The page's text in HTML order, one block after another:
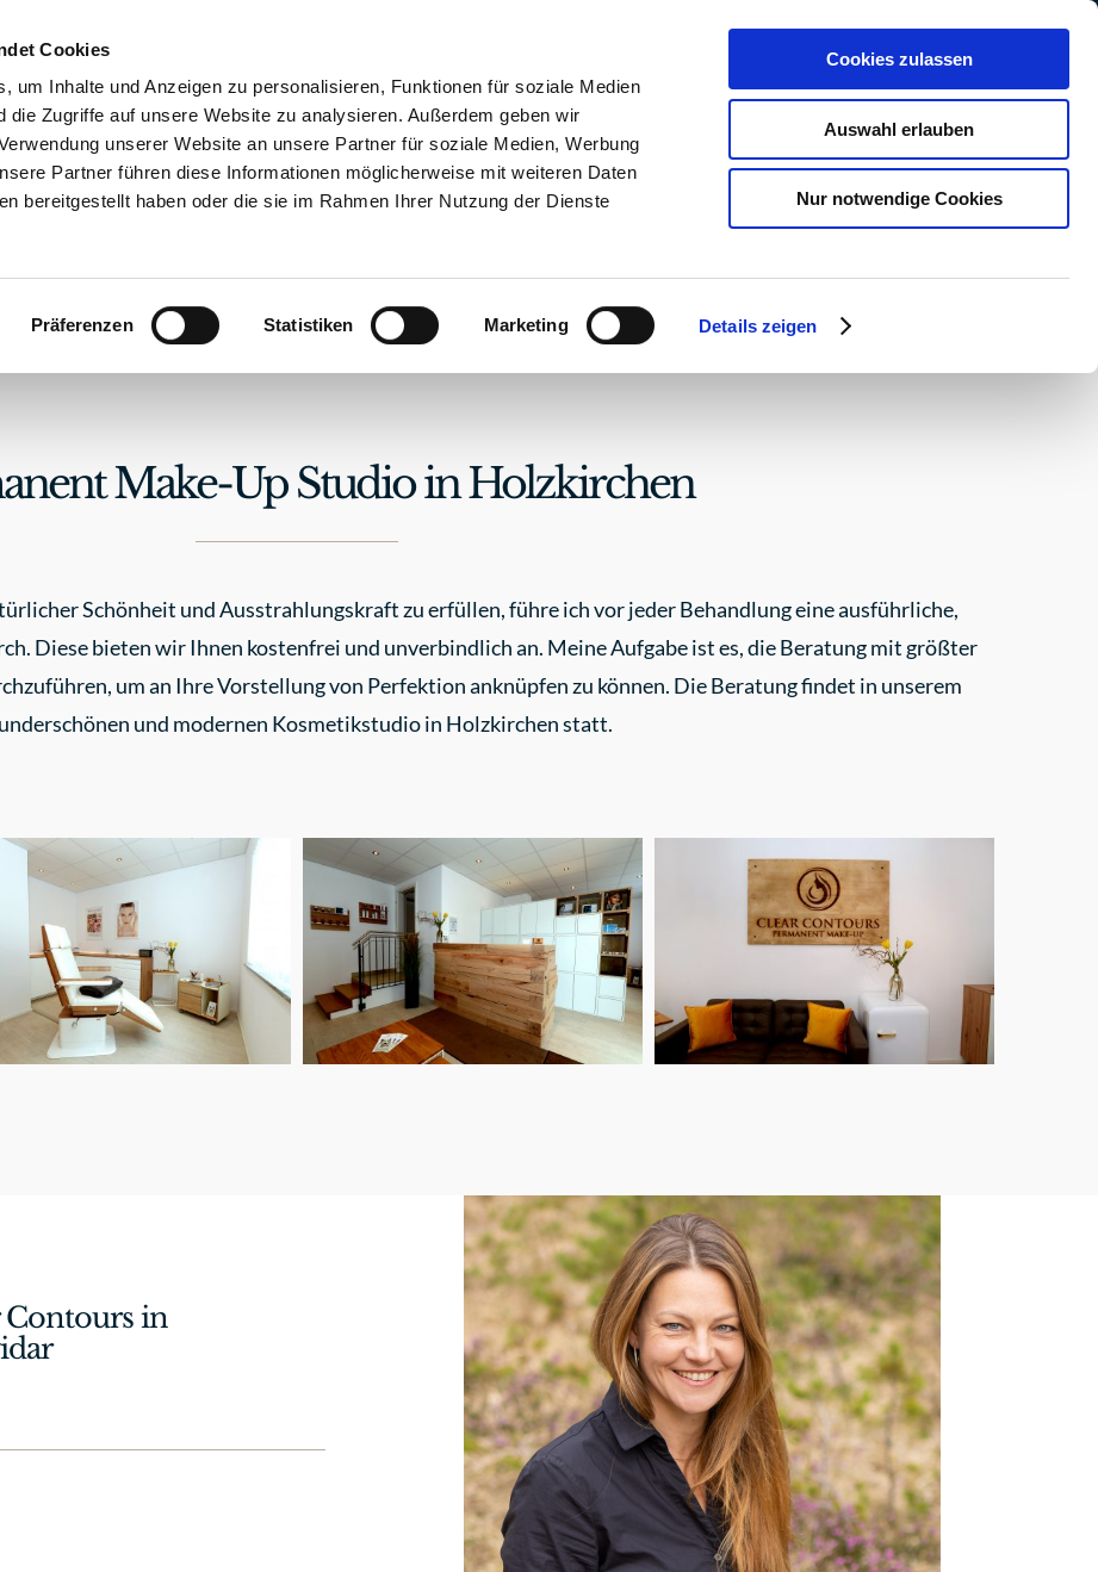
Cookies
um Inhalte und Anzeigen zu personalisieren, Funktionen für soziale Medien
die Zugriffe auf unsere Website zu analysieren. Außerdem geben wir
unserer Website an unsere Partner für soziale Medien, Werbung
Partner führen diese Informationen möglicherweise mit weiteren Daten
bereitgestellt haben oder die sie im Rahmen Ihrer Nutzung der Dienste
Präferenzen Statistiken Marketing Details zeigen
Cookies zulassen
Auswahl erlauben
Nur notwendige Cookies
FacebookInstagramWhatsApp
Make-Up Studio in Holzkirchen
Schönheit und Ausstrahlungskraft zu erfüllen, führe ich vor jeder Behandlung eine ausführliche,
Diese bieten wir Ihnen kostenfrei und unverbindlich an. Meine Aufgabe ist es, die Beratung mit größter
um an Ihre Vorstellung von Perfektion anknüpfen zu können. Die Beratung findet in unserem
und modernen Kosmetikstudio in Holzkirchen statt.
in